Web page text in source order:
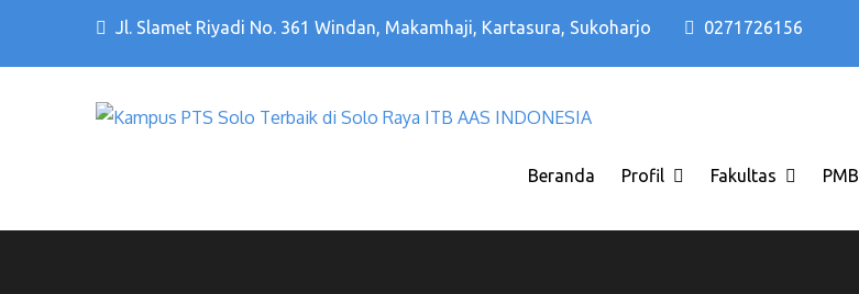
Jl. Slamet Riyadi No. 361 Windan, Makamhaji, Kartasura, Sukoharjo 0271726156
INDONESIA
Beranda Profil Fakultas PMB